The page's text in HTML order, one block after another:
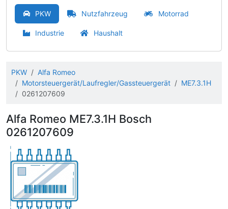
PKW Nutzfahrzeug Motorrad
Industrie Haushalt
PKW
Alfa Romeo
Motorsteuergerät/Laufregler/Gassteuergerät
ME7.3.1H
0261207609
Alfa Romeo ME7.3.1H Bosch
0261207609